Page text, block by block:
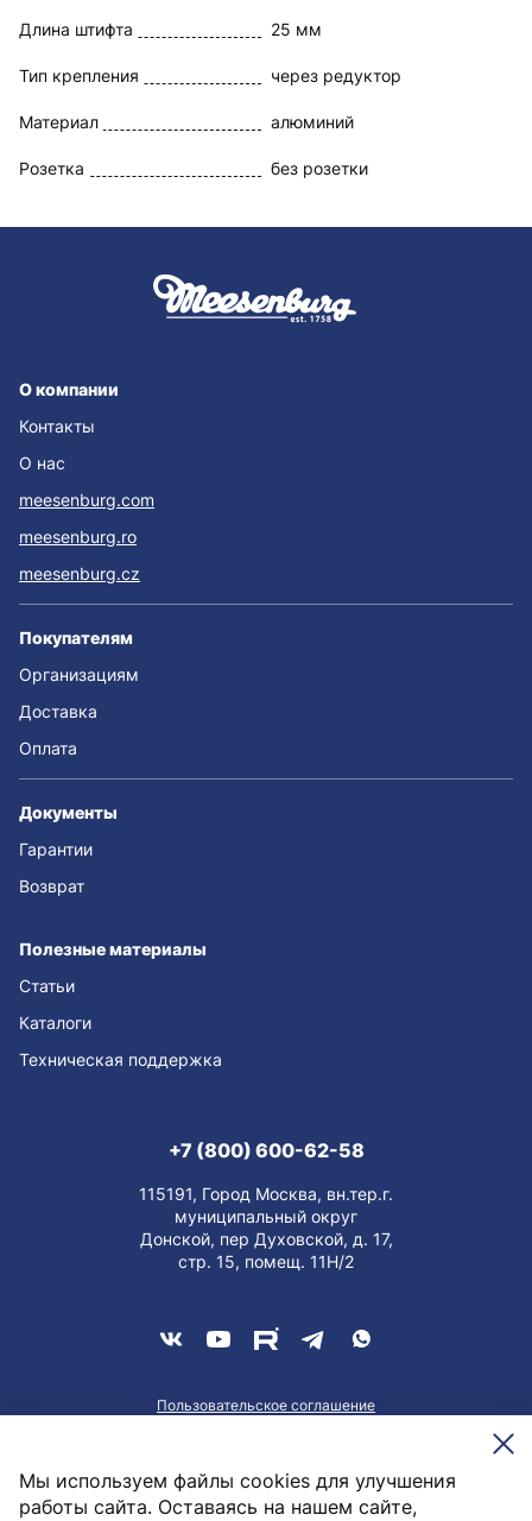
Длина штифта 25 мм
Тип крепления через редуктор
Материал алюминий
Розетка без розетки
Мы используем файлы cookies для улучшения
работы сайта. Оставаясь на нашем сайте,
О компании
Контакты
О нас
meesenburg.com
meesenburg.ro
meesenburg.cz
Покупателям
Организациям
Доставка
Оплата
Документы
Гарантии
Возврат
Полезные материалы
Статьи
Каталоги
Техническая поддержка
+7 (800) 600-62-58
115191, Город Москва, вн.тер.г.
муниципальный округ
Донской, пер Духовской, д. 17,
стр. 15, помещ. 11Н/2
Пользовательское соглашение
Meesenburg @2026